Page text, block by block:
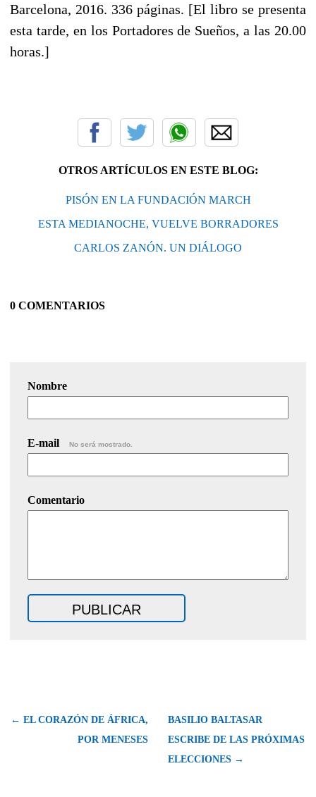
Barcelona, 2016. 336 páginas. [El libro se presenta
esta tarde, en los Portadores de Sueños, a las 20.00
horas.]
OTROS ARTÍCULOS EN ESTE BLOG:
PISÓN EN LA FUNDACIÓN MARCH
ESTA MEDIANOCHE, VUELVE BORRADORES
CARLOS ZANÓN. UN DIÁLOGO
0 COMENTARIOS
Nombre
E-mail No será mostrado.
Comentario
← EL CORAZÓN DE ÁFRICA,
POR MENESES
BASILIO BALTASAR
ESCRIBE DE LAS PRÓXIMAS
ELECCIONES →